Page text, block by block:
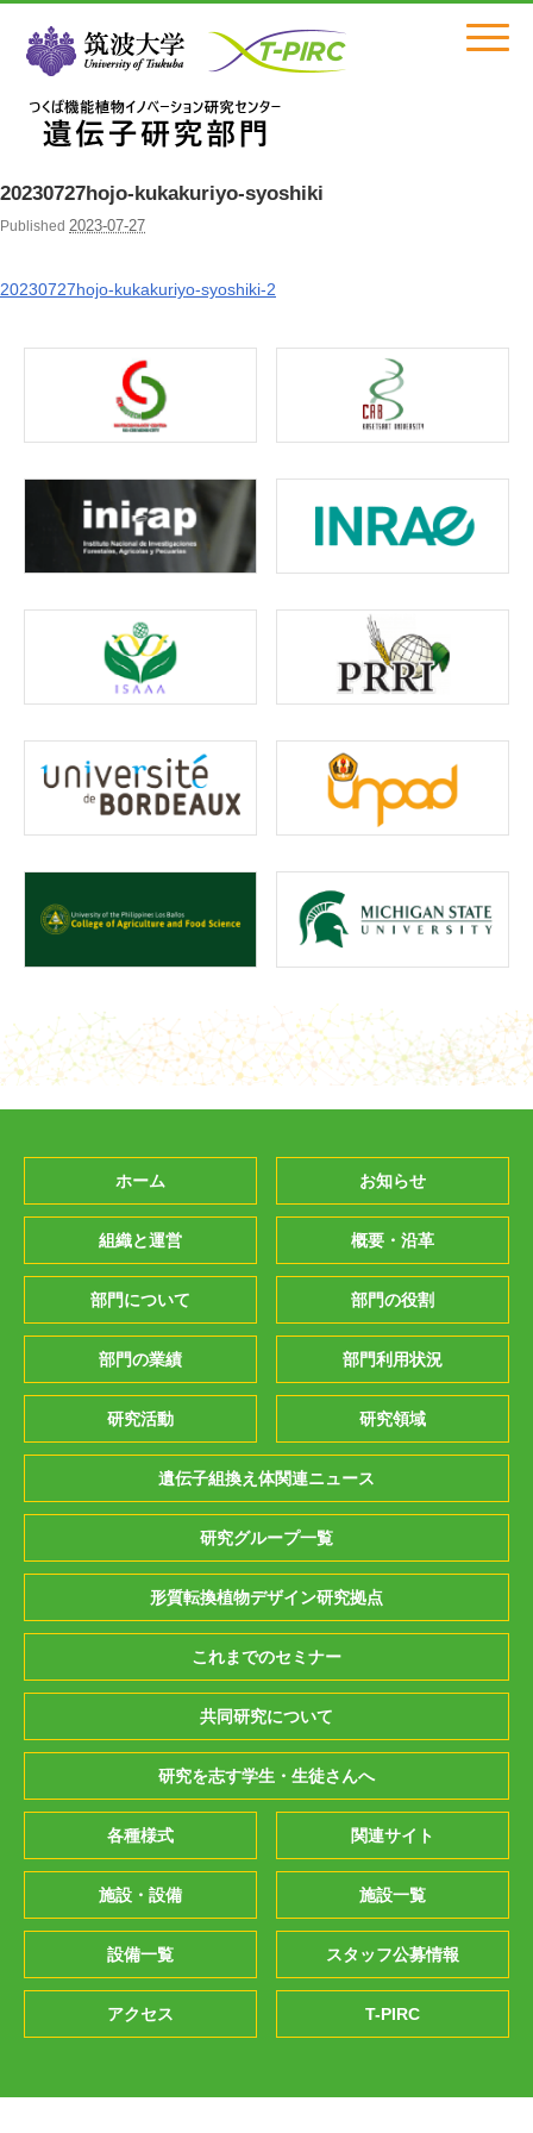
Click
20230727hojo-kukakuriyo-syoshiki
Published 2023-07-27
20230727hojo-kukakuriyo-syoshiki-2
ホーム お知らせ
組織と運営 概要・沿革
部門について 部門の役割
部門の業績 部門利用状況
研究活動 研究領域
遺伝子組換え体関連ニュース
研究グループ一覧
形質転換植物デザイン研究拠点
これまでのセミナー
共同研究について
研究を志す学生・生徒さんへ
各種様式 関連サイト
施設・設備 施設一覧
設備一覧 スタッフ公募情報
アクセス T-PIRC